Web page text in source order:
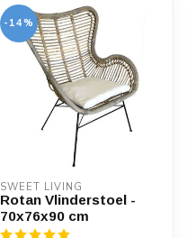
-14%
SWEET LIVING
Rotan Vlinderstoel -
70x76x90 cm